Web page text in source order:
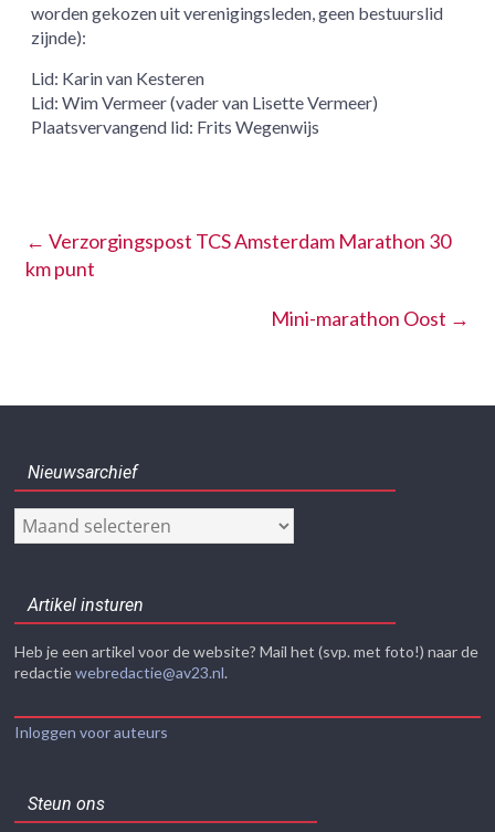
worden gekozen uit verenigingsleden, geen bestuurslid
zijnde):
Lid: Karin van Kesteren
Lid: Wim Vermeer (vader van Lisette Vermeer)
Plaatsvervangend lid: Frits Wegenwijs
← Verzorgingspost TCS Amsterdam Marathon 30
km punt
Mini-marathon Oost →
Nieuwsarchief
Nieuwsarchief
Artikel insturen
Heb je een artikel voor de website? Mail het (svp. met foto!) naar de
redactiewebredactie@av23.nl.
Inloggen voor auteurs
Steun ons